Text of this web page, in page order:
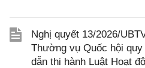
Nghị quyết 13/2026/
Thường vụ Quốc hội
dẫn thi hành Luật Hoạt